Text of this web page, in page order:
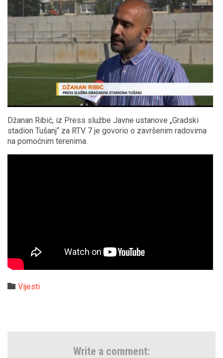
Džanan Ribić, iz Press službe Javne ustanove „Gradski
stadion Tušanj“ za RTV 7 je govorio o završenim radovima
na pomoćnim terenima.
 Category
Vijesti
Write a comment: